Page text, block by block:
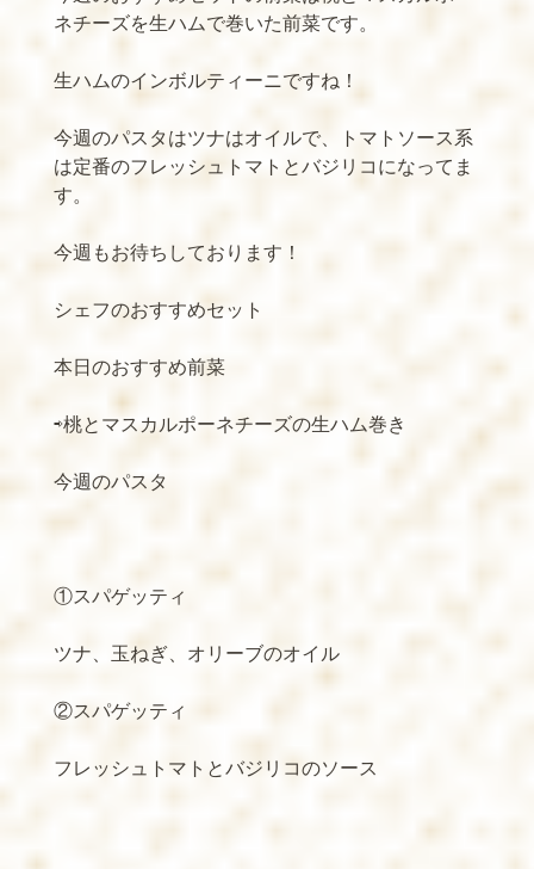
ネチーズを生ハムで巻いた前菜です。
生ハムのインボルティーニですね！
今週のパスタはツナはオイルで、トマトソース系
は定番のフレッシュトマトとバジリコになってま
す。
今週もお待ちしております！
シェフのおすすめセット
本日のおすすめ前菜
⇨桃とマスカルポーネチーズの生ハム巻き
今週のパスタ
①スパゲッティ
ツナ、玉ねぎ、オリーブのオイル
②スパゲッティ
フレッシュトマトとバジリコのソース